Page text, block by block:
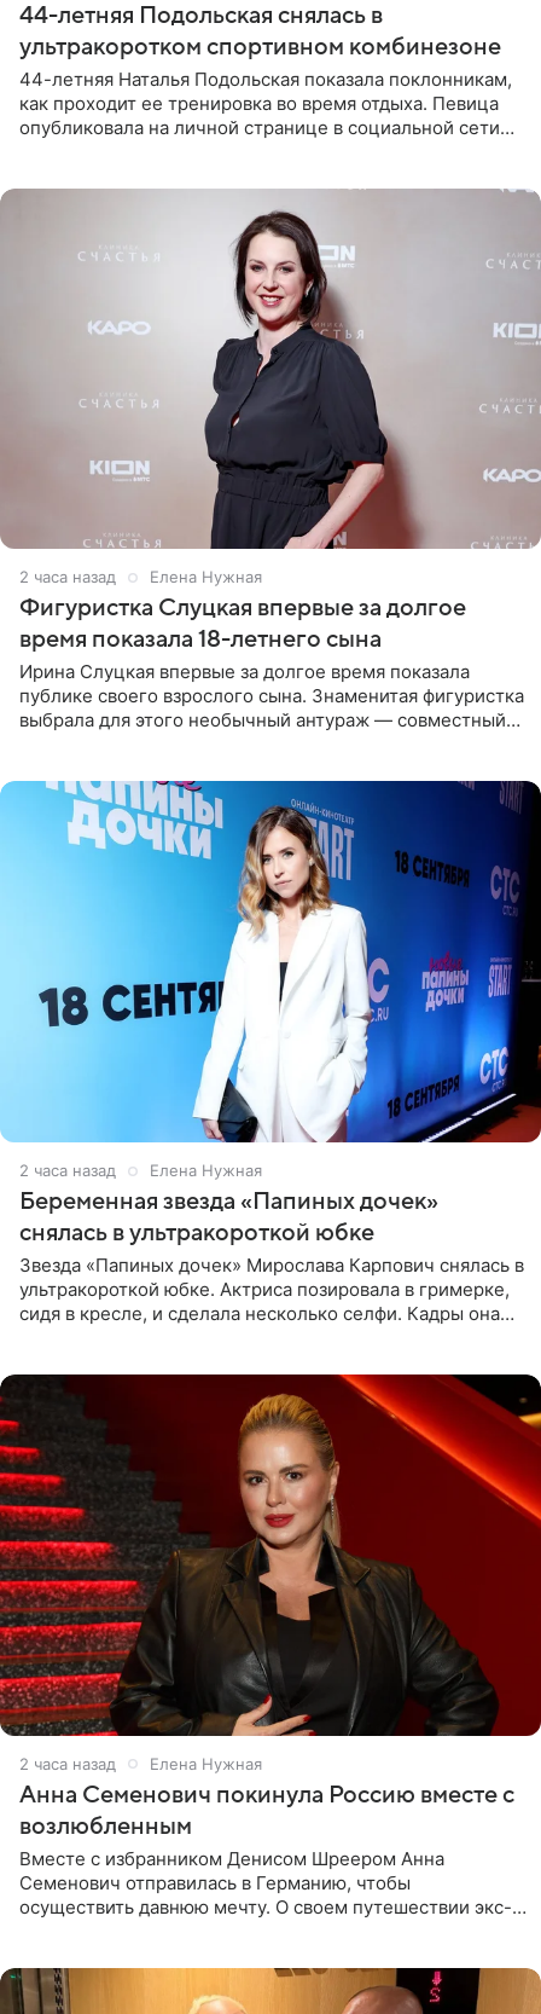
44-летняя Подольская снялась в
ультракоротком спортивном комбинезоне
44-летняя Наталья Подольская показала поклонникам,
как проходит ее тренировка во время отдыха. Певица
опубликовала на личной странице в социальной сети
2 часа назад Елена Нужная
Фигуристка Слуцкая впервые за долгое
время показала 18-летнего сына
Ирина Слуцкая впервые за долгое время показала
публике своего взрослого сына. Знаменитая фигуристка
выбрала для этого необычный антураж — совместный
2 часа назад Елена Нужная
Беременная звезда «Папиных дочек»
снялась в ультракороткой юбке
Звезда «Папиных дочек» Мирослава Карпович снялась в
ультракороткой юбке. Актриса позировала в гримерке,
сидя в кресле, и сделала несколько селфи. Кадры она
2 часа назад Елена Нужная
Анна Семенович покинула Россию вместе с
возлюбленным
Вместе с избранником Денисом Шреером Анна
Семенович отправилась в Германию, чтобы
осуществить давнюю мечту. О своем путешествии экс-